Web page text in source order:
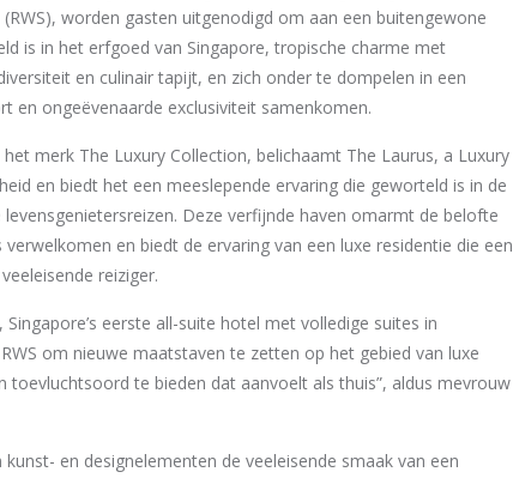
worden gasten uitgenodigd om aan een buitengewone
is in het erfgoed van Singapore, tropische charme met
en culinair tapijt, en zich onder te dompelen in een
en ongeëvenaarde exclusiviteit samenkomen.
merk The Luxury Collection, belichaamt The Laurus, a Luxury
en biedt het een meeslepende ervaring die geworteld is in de
Deze verfijnde haven omarmt de belofte
en biedt de ervaring van een luxe residentie die een
reiziger.
eerste all-suite hotel met volledige suites in
om nieuwe maatstaven te zetten op het gebied van luxe
toevluchtsoord te bieden dat aanvoelt als thuis”, aldus mevrouw
en designelementen de veeleisende smaak van een